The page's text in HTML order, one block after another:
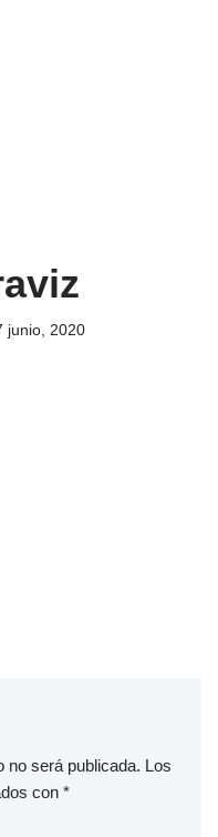
junio, 2020
no será publicada. Los
con *